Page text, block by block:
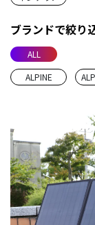
会社概要
プライバシーポ
ブランドで絞り
ALL
ALPINE